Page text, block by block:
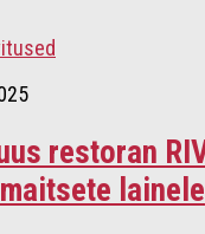
restoran
lainele